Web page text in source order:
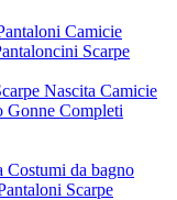
Camicie
Scarpe
Nascita Camicie
Gonne Completi
Costumi da bagno
Scarpe